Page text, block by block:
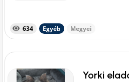
634 Egyéb Megyei
Yorki